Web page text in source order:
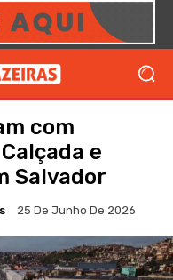
com
e
Salvador
25 De Junho De 2026